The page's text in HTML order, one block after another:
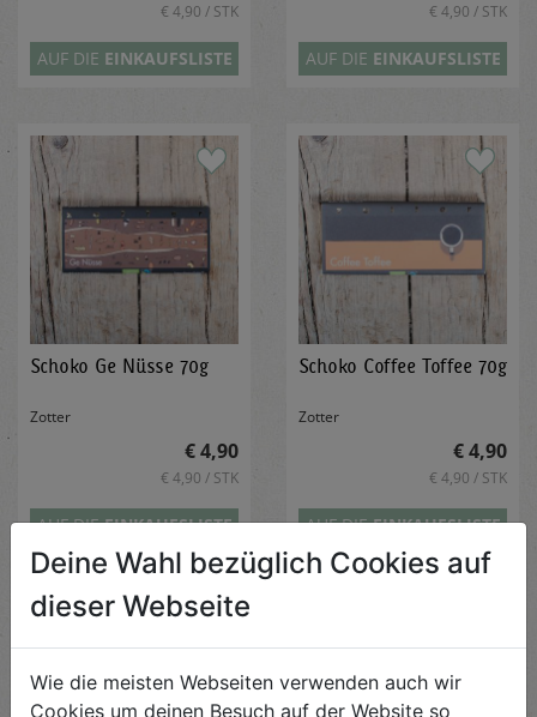
€ 4,90 / STK
AUF DIE EINKAUFSLISTE
€ 4,90 / STK
AUF DIE EINKAUFSLISTE
Schoko Ge Nüsse 70g
Zotter
€ 4,90
€ 4,90 / STK
AUF DIEEINKAUFSLISTE
Schoko Coffee Toffee 70g
Zotter
€ 4,90
€ 4,90 / STK
AUF DIEEINKAUFSLISTE
Deine Wahl bezüglich Cookies auf
dieser Webseite
Wie die meisten Webseiten verwenden auch wir
Cookies um deinen Besuch auf der Website so